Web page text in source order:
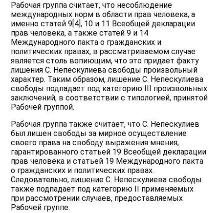
Рабочая группа считает, что несоблюдение
международных норм в области прав человека, а
именно статей 9[4], 10 и 11 Всеобщей декларации
прав человека, а также статей 9 и 14
Международного пакта о гражданских и
политических правах, в рассматриваемом случае
является столь вопиющим, что это придает факту
лишения С. Непескулиева свободы произвольный
характер. Таким образом, лишение С. Непескулиева
свободы подпадает под категорию III произвольных
заключений, в соответствии с типологией, принятой
Рабочей группой.
Рабочая группа также считает, что С. Непескулиев
был лишен свободы за мирное осуществление
своего права на свободу выражения мнения,
гарантированного статьей 19 Всеобщей декларации
прав человека и статьей 19 Международного пакта
о гражданских и политических правах.
Следовательно, лишение С. Непескулиева свободы
также подпадает под категорию II применяемых
при рассмотрении случаев, предоставляемых
Рабочей группе.